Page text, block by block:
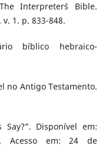
Interpreter´s Bible.
1. p. 833-848.
bíblico hebraico-
no Antigo Testamento.
Say?”. Disponível em:
Acesso em: 24 de